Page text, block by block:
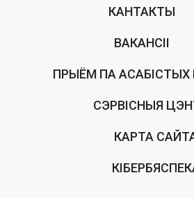
КАНТАКТЫ
ВАКАНСІІ
ПРЫЁМ ПА
СЭРВІСНЫЯ
КАРТА